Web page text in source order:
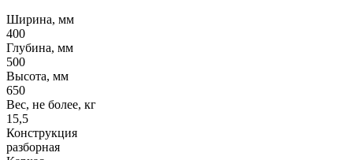
Ширина, мм
400
Глубина, мм
500
Высота, мм
650
Вес, не более, кг
15,5
Конструкция
разборная